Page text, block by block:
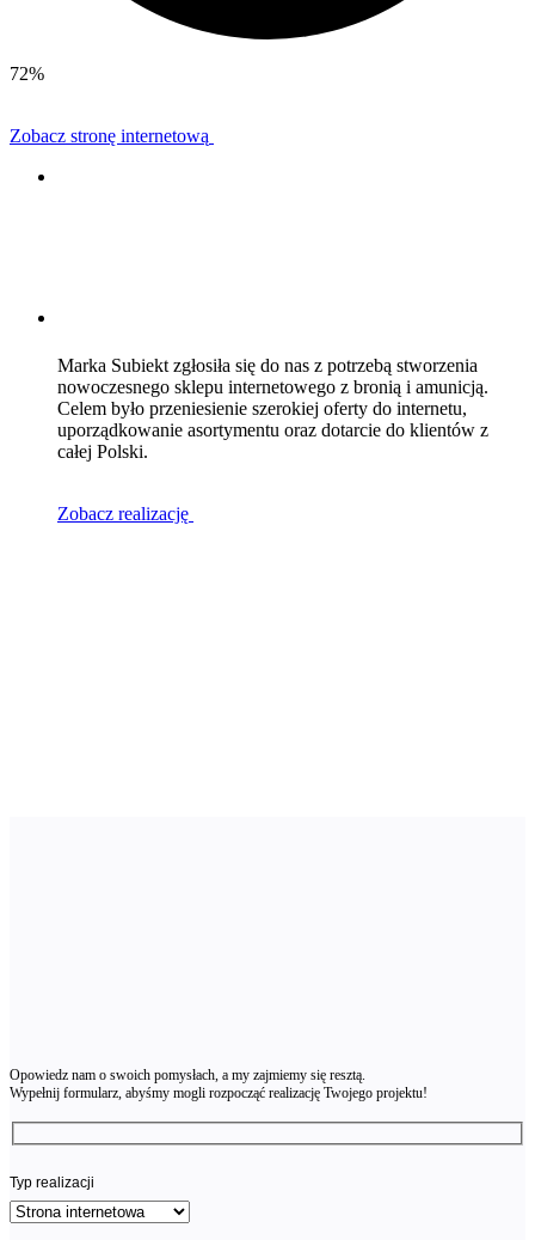
72%
Zobacz stronę internetową
Marka Subiekt zgłosiła się do nas z potrzebą stworzenia
nowoczesnego sklepu internetowego z bronią i amunicją.
Celem było przeniesienie szerokiej oferty do internetu,
uporządkowanie asortymentu oraz dotarcie do klientów z
całej Polski.
Zobacz realizację
Opowiedz nam o swoich pomysłach, a my zajmiemy się resztą.
Wypełnij formularz, abyśmy mogli rozpocząć realizację Twojego projektu!
Typ realizacji